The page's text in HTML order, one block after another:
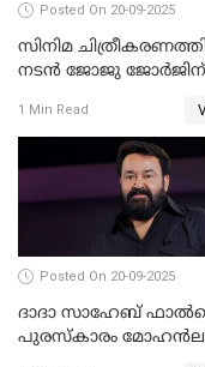
Posted On 20-09-2025
സിനിമ
നടൻ ജോജു ജോർജിന്
പറമ്പോലും ഈ സമയം
ജീപ്പിൽ
1 Min Read
Posted On 20-09-2025
ദാദാ സാഹേബ്
പുരസ്‌കാരം